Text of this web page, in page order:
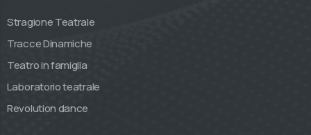
Stragione Teatrale
Tracce Dinamiche
Teatro in famiglia
Laboratorio teatrale
Revolution dance